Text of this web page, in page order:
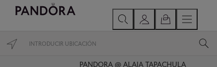
PANDORA @ ALAIA TAPACHULA